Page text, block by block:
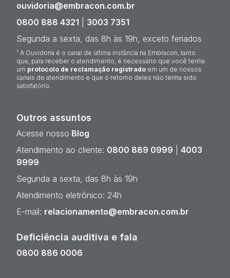
ouvidoria@embracon.com.br
0800 888 4321
3003 7351
Segunda a sexta, das 8h às 19h, exceto feriados
¹ A Ouvidoria é o canal de última instância na Embracon, tanto
que, para receber o atendimento, é necessário que você tenha
um protocolo de reclamação registrado em um de nossos
canais de atendimento e que o retorno deles não tenha sido
satisfatório.
Outros assuntos
Acesse nosso Blog
Atendimento ao cliente: 0800 889 0999
4003
9999
Segunda a sexta, das 8h às 19h
Atendimento eletrônico: 24h
E-mail: relacionamento@embracon.com.br
Deficiência auditiva e fala
0800 886 0006